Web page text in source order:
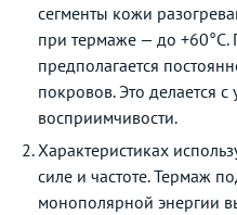
сегменты кожи
при термаже — до
предполагается
покровов. Это делается
восприимчивости.
Характеристиках
силе и частоте. Термаж
монополярной энергии